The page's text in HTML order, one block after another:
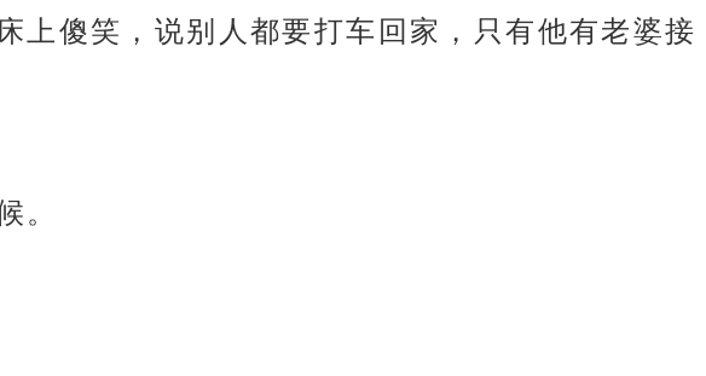
上傻笑，说别人都要打车回家，只有他有老婆接
。